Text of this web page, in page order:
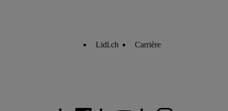
Lidl.ch Carrière